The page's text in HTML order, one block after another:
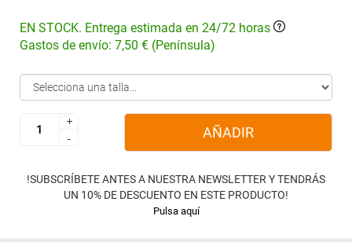
EN STOCK. Entrega estimada en 24/72 horas
Gastos de envío: 7,50 € (Península)
+
-
+
-
AÑADIR
!SUBSCRÍBETE ANTES A NUESTRA NEWSLETTER Y TENDRÁS
UN 10% DE DESCUENTO EN ESTE PRODUCTO!
Pulsa aquí